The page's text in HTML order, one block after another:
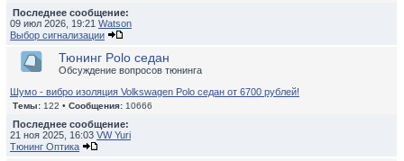
Последнее сообщение:
09 июл 2026, 19:21 Watson
Выбор сигнализации
Тюнинг Polo седан
Обсуждение вопросов тюнинга
Шумо - вибро изоляция Volkswagen Polo седан от 6700 рублей!
Темы: 122 • Сообщения: 10666
Последнее сообщение:
21 ноя 2025, 16:03 VW Yuri
Тюнинг Оптика